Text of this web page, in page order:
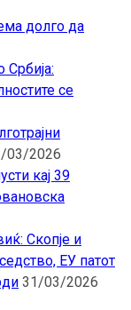
долго да
Србија:
се
03/2026
кај 39
Скопје и
ЕУ патот
31/03/2026